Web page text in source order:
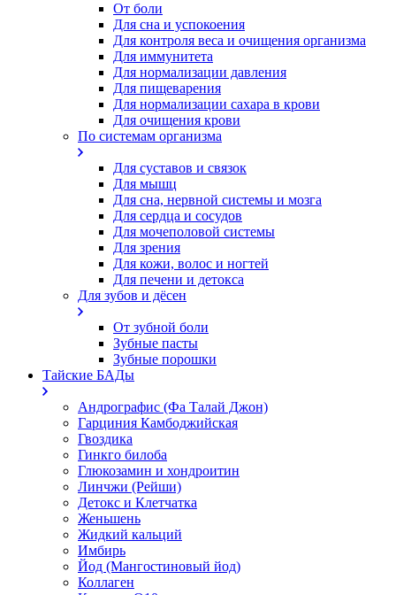
От боли
Для сна и успокоения
Для контроля веса и очищения организма
Для иммунитета
Для нормализации давления
Для пищеварения
Для нормализации сахара в крови
Для очищения крови
По системам организма
Для суставов и связок
Для мышц
Для сна, нервной системы и мозга
Для сердца и сосудов
Для мочеполовой системы
Для зрения
Для кожи, волос и ногтей
Для печени и детокса
Для зубов и дёсен
От зубной боли
Зубные пасты
Зубные порошки
Тайские БАДы
Андрографис (Фа Талай Джон)
Гарциния Камбоджийская
Гвоздика
Гинкго билоба
Глюкозамин и хондроитин
Линчжи (Рейши)
Детокс и Клетчатка
Женьшень
Жидкий кальций
Имбирь
Йод (Мангостиновый йод)
Коллаген